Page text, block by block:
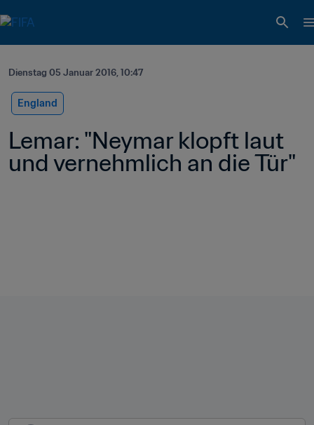
Dienstag 05 Januar 2016, 10:47
England
Lemar: "Neymar klopft laut
und vernehmlich an die Tür"